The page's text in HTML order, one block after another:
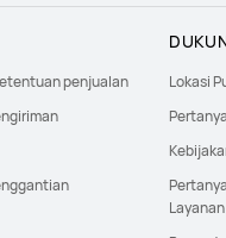
penjualan
Lokasi